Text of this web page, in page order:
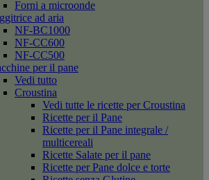
Forni a microonde
ad aria
NF-BC1000
NF-CC600
NF-CC500
per il pane
Vedi tutto
Croustina
Vedi tutte le ricette per Croustina
Ricette per il Pane
Ricette per il Pane integrale /
multicereali
Ricette Salate per il pane
Ricette per Pane dolce e torte